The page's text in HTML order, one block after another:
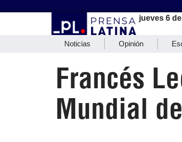
jueves 6
Noticias Opinión
Francés
Mundial